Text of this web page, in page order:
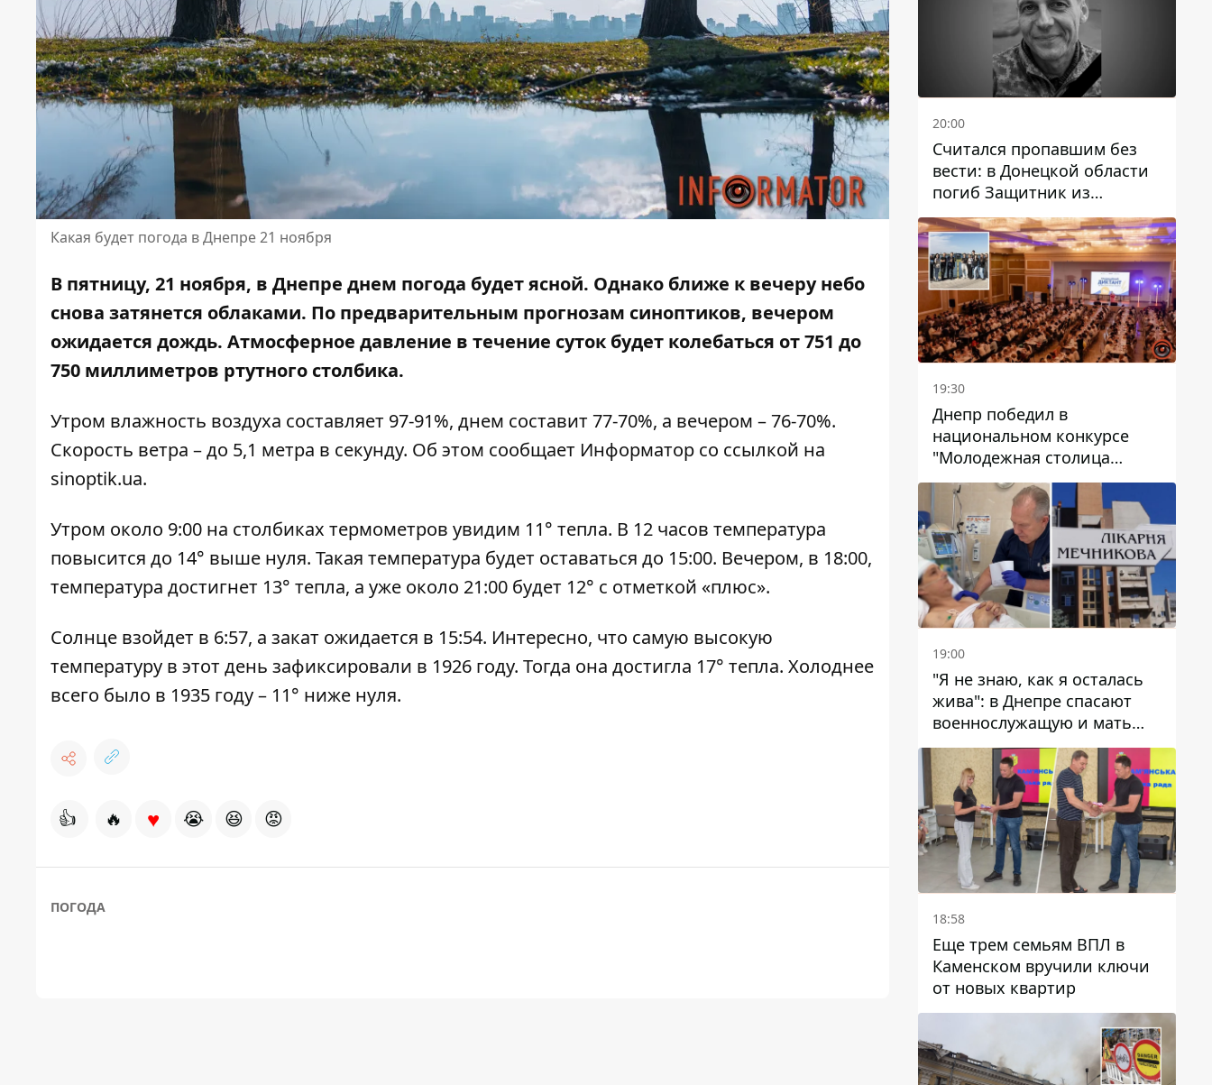
Какая будет погода в Днепре 21 ноября
В пятницу, 21 ноября, в Днепре днем ​​погода будет ясной. Однако ближе к вечеру небо
снова затянется облаками. По предварительным прогнозам синоптиков, вечером
ожидается дождь. Атмосферное давление в течение суток будет колебаться от 751 до
750 миллиметров ртутного столбика.
Утром влажность воздуха составляет 97-91%, днем ​​составит 77-70%, а вечером – 76-70%.
Скорость ветра – до 5,1 метра в секунду. Об этом сообщает Информатор со ссылкой на
sinoptik.ua.
Утром около 9:00 на столбиках термометров увидим 11° тепла. В 12 часов температура
повысится до 14° выше нуля. Такая температура будет оставаться до 15:00. Вечером, в 18:00,
температура достигнет 13° тепла, а уже около 21:00 будет 12° с отметкой «плюс».
Солнце взойдет в 6:57, а закат ожидается в 15:54. Интересно, что самую высокую
температуру в этот день зафиксировали в 1926 году. Тогда она достигла 17° тепла. Холоднее
всего было в 1935 году – 11° ниже нуля.
👍 🔥 ♥ 😭 😆 😡
ПОГОДА
20:00
Считался пропавшим без
вести: в Донецкой области
погиб Защитник из
Каменского Антон
Красовский
19:30
Днепр победил в
национальном конкурсе
"Молодежная столица
Украины – 2026"
19:00
"Я не знаю, как я осталась
жива": в Днепре спасают
военнослужащую и мать
четверых детей, которую
ранил КАБ
18:58
Еще трем семьям ВПЛ в
Каменском вручили ключи
от новых квартир